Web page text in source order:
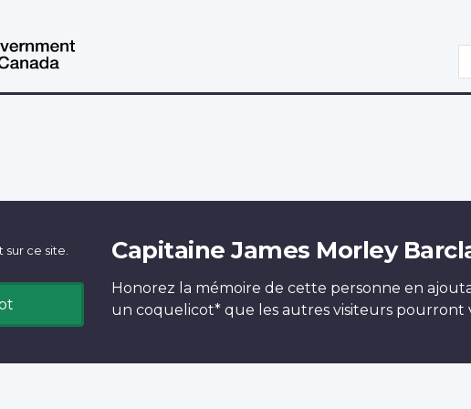
ce site. Capitaine James Morley
Honorez la mémoire de cette personne en
un coquelicot* que les autres visiteurs pourront